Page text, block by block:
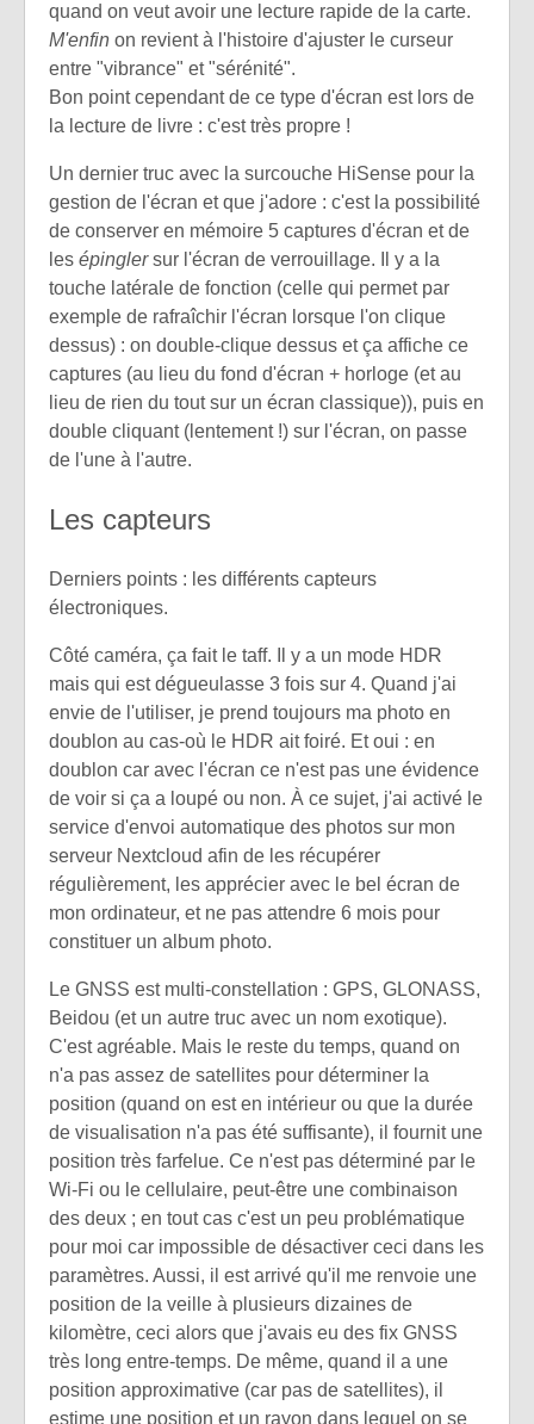
quand on veut avoir une lecture rapide de la carte.
M'enfin on revient à l'histoire d'ajuster le curseur
entre "vibrance" et "sérénité".
Bon point cependant de ce type d'écran est lors de
la lecture de livre : c'est très propre !
Un dernier truc avec la surcouche HiSense pour la
gestion de l'écran et que j'adore : c'est la possibilité
de conserver en mémoire 5 captures d'écran et de
les épinglersur l'écran de verrouillage. Il y a la
touche latérale de fonction (celle qui permet par
exemple de rafraîchir l'écran lorsque l'on clique
dessus) : on double-clique dessus et ça affiche ce
captures (au lieu du fond d'écran + horloge (et au
lieu de rien du tout sur un écran classique)), puis en
double cliquant (lentement !) sur l'écran, on passe
de l'une à l'autre.
Les capteurs
Derniers points : les différents capteurs
électroniques.
Côté caméra, ça fait le taff. Il y a un mode HDR
mais qui est dégueulasse 3 fois sur 4. Quand j'ai
envie de l'utiliser, je prend toujours ma photo en
doublon au cas-où le HDR ait foiré. Et oui : en
doublon car avec l'écran ce n'est pas une évidence
de voir si ça a loupé ou non. À ce sujet, j'ai activé le
service d'envoi automatique des photos sur mon
serveur Nextcloud afin de les récupérer
régulièrement, les apprécier avec le bel écran de
mon ordinateur, et ne pas attendre 6 mois pour
constituer un album photo.
Le GNSS est multi-constellation : GPS, GLONASS,
Beidou (et un autre truc avec un nom exotique).
C'est agréable. Mais le reste du temps, quand on
n'a pas assez de satellites pour déterminer la
position (quand on est en intérieur ou que la durée
de visualisation n'a pas été suffisante), il fournit une
position très farfelue. Ce n'est pas déterminé par le
Wi-Fi ou le cellulaire, peut-être une combinaison
des deux ; en tout cas c'est un peu problématique
pour moi car impossible de désactiver ceci dans les
paramètres. Aussi, il est arrivé qu'il me renvoie une
position de la veille à plusieurs dizaines de
kilomètre, ceci alors que j'avais eu des fix GNSS
très long entre-temps. De même, quand il a une
position approximative (car pas de satellites), il
estime une position et un rayon dans lequel on se